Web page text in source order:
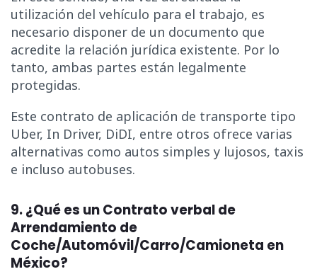
utilización del vehículo para el trabajo, es
necesario disponer de un documento que
acredite la relación jurídica existente. Por lo
tanto, ambas partes están legalmente
protegidas.
Este contrato de aplicación de transporte tipo
Uber, In Driver, DiDI, entre otros ofrece varias
alternativas como autos simples y lujosos, taxis
e incluso autobuses.
9. ¿Qué es un Contrato verbal de
Arrendamiento de
Coche/Automóvil/Carro/Camioneta en
México?